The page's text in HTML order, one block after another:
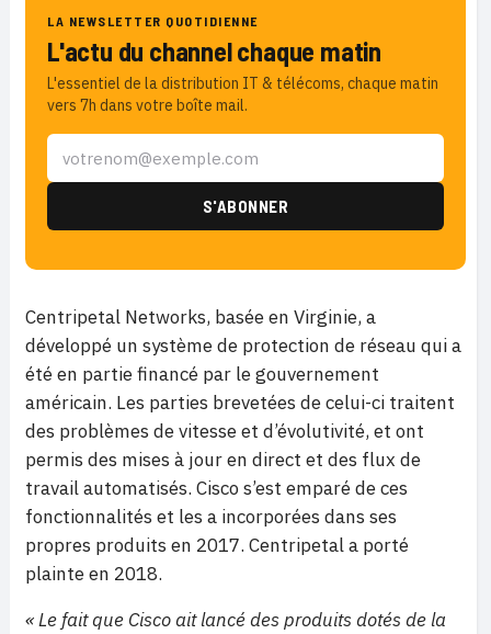
LA NEWSLETTER QUOTIDIENNE
L'actu du channel chaque matin
L'essentiel de la distribution IT & télécoms, chaque matin
vers 7h dans votre boîte mail.
Centripetal Networks, basée en Virginie, a
développé un système de protection de réseau qui a
été en partie financé par le gouvernement
américain. Les parties brevetées de celui-ci traitent
des problèmes de vitesse et d’évolutivité, et ont
permis des mises à jour en direct et des flux de
travail automatisés. Cisco s’est emparé de ces
fonctionnalités et les a incorporées dans ses
propres produits en 2017. Centripetal a porté
plainte en 2018.
« Le fait que Cisco ait lancé des produits dotés de la